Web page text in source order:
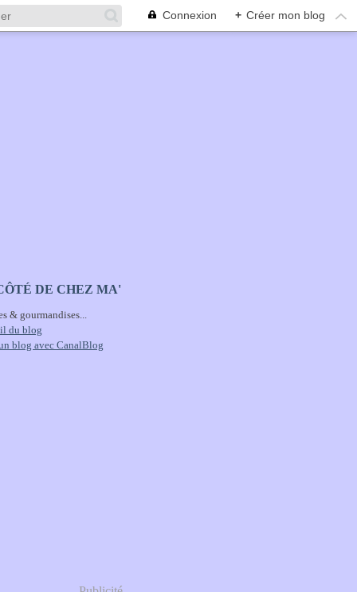
Connexion + Créer mon blog
DE CHEZ MA'
& gourmandises...
du blog
blog avec CanalBlog